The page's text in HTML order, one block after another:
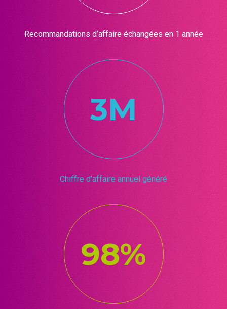
Recommandations d’affaire échangées en 1 année
3M
Chiffre d’affaire annuel généré
98%